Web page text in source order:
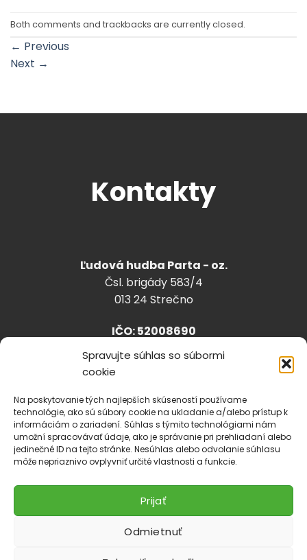
Spravujte súhlas so súbormi
cookie
Na poskytovanie tých najlepších skúseností používame
technológie, ako sú súbory cookie na ukladanie a/alebo prístup k
informáciám o zariadení. Súhlas s týmito technológiami nám
umožní spracovávať údaje, ako je správanie pri prehliadaní alebo
jedinečné ID na tejto stránke. Nesúhlas alebo odvolanie súhlasu
môže nepriaznivo ovplyvniť určité vlastnosti a funkcie.
Prijať
Odmietnuť
Both comments and trackbacks are currently closed.
← Previous
Next →
Kontakty
Ľudová hudba Parta - oz.
Čsl. brigády 583/4
013 24 Strečno
IČO: 52008690
+421918 530 888
Cookies